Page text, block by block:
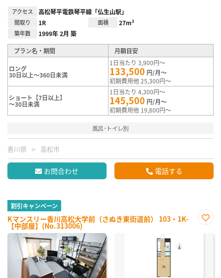
アクセス 高松琴平電鉄琴平線「仏生山駅」
間取り 1R 面積 27m²
築年数 1999年 2月 築
プラン名・期間 月額目安
ロング
30日以上～360日未満
1日当たり 3,900円～
133,500 円/月～
初期費用他 25,300円～
ショート【7日以上】
～30日未満
1日当たり 4,300円～
145,500 円/月～
初期費用他 19,800円～
風呂･トイレ別
香川県 高松市
お問合わせ 電話する
割引キャンペーン
Kマンスリー香川高松大学前（さぬき東街道前） 103・1K-
【中部屋】(No.313006)
に入